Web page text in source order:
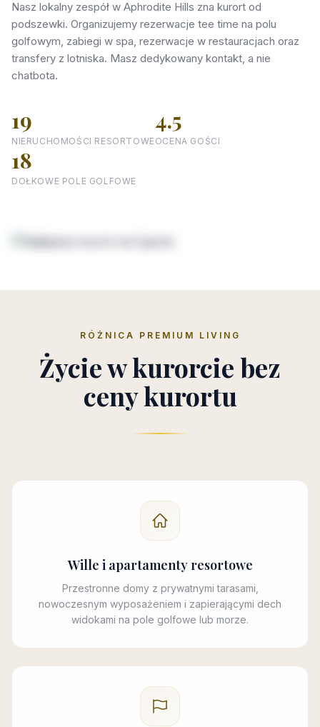
Nasz lokalny zespół w Aphrodite Hills zna kurort od
podszewki. Organizujemy rezerwacje tee time na polu
golfowym, zabiegi w spa, rezerwacje w restauracjach oraz
transfery z lotniska. Masz dedykowany kontakt, a nie
chatbota.
19
NIERUCHOMOŚCI RESORTOWE
4.5
OCENA GOŚCI
18
DOŁKOWE POLE GOLFOWE
RÓŻNICA PREMIUM LIVING
Życie w kurorcie bez
ceny kurortu
Wille i apartamenty resortowe
Przestronne domy z prywatnymi tarasami,
nowoczesnym wyposażeniem i zapierającymi dech
widokami na pole golfowe lub morze.